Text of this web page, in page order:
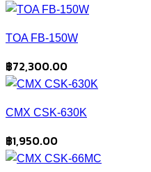
TOA FB-150W
฿72,300.00
CMX CSK-630K
฿1,950.00